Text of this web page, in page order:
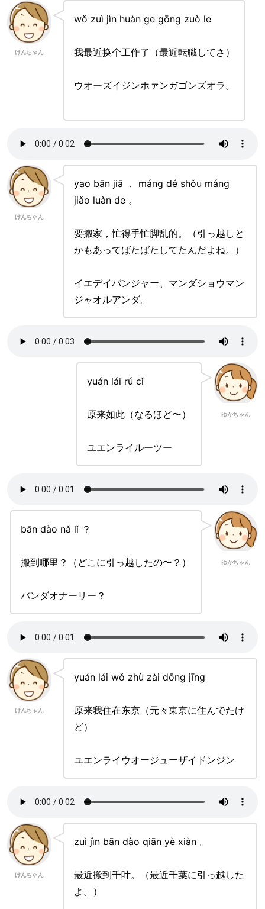
けんちゃん
wǒ zuì jìn huàn ge gōng zuò le
我最近换个工作了（最近転職してさ）
ウオーズイジンホァンガゴンズオラ。
けんちゃん
yao bān jiā ， máng dé shǒu máng
jiǎo luàn de 。
要搬家，忙得手忙脚乱的。（引っ越しと
かもあってばたばたしてたんだよね。）
イエデイバンジャー、マンダショウマン
ジャオルアンダ。
ゆかちゃん
yuán lái rú cǐ
原来如此（なるほど〜）
ユエンライルーツー
ゆかちゃん
bān dào nǎ lǐ ？
搬到哪里？（どこに引っ越したの〜？）
バンダオナーリー？
けんちゃん
yuán lái wǒ zhù zài dōng jīng
原来我住在东京（元々東京に住んでたけ
ど）
ユエンライウオージューザイドンジン
けんちゃん
zuì jìn bān dào qiān yè xiàn 。
最近搬到千叶。（最近千葉に引っ越した
よ。）